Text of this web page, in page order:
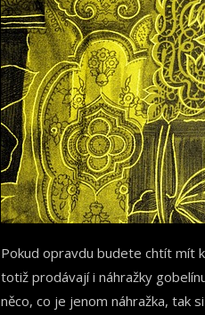
Pokud opravdu budete chtít mít
totiž prodávají i náhražky
něco, co je jenom náhražka, tak